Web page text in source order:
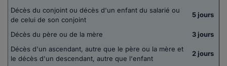
Décès du conjoint ou décès d'un enfant du salarié ou
de celui de son conjoint
5 jours
Décès du père ou de la mère
3 jours
Décès d'un ascendant, autre que le père ou la mère et
le décès d'un descendant, autre que l'enfant
2 jours